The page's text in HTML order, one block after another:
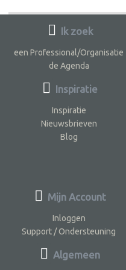
Ik zoek
een Professional/Organisatie
de Agenda
Inspiratie
Inspiratie
Nieuwsbrieven
Blog
Mijn Account
Inloggen
Support / Ondersteuning
Algemeen